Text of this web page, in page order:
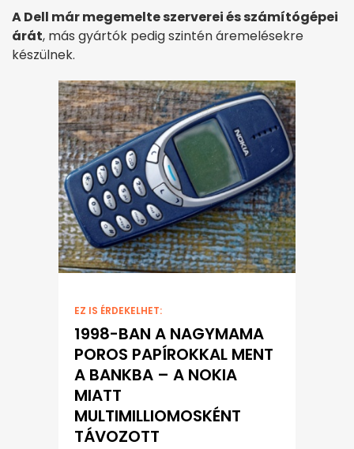
A Dell már megemelte szerverei és számítógépei
árát, más gyártók pedig szintén áremelésekre
készülnek.
EZ IS ÉRDEKELHET:
1998-BAN A NAGYMAMA
POROS PAPÍROKKAL MENT
A BANKBA – A NOKIA
MIATT
MULTIMILLIOMOSKÉNT
TÁVOZOTT